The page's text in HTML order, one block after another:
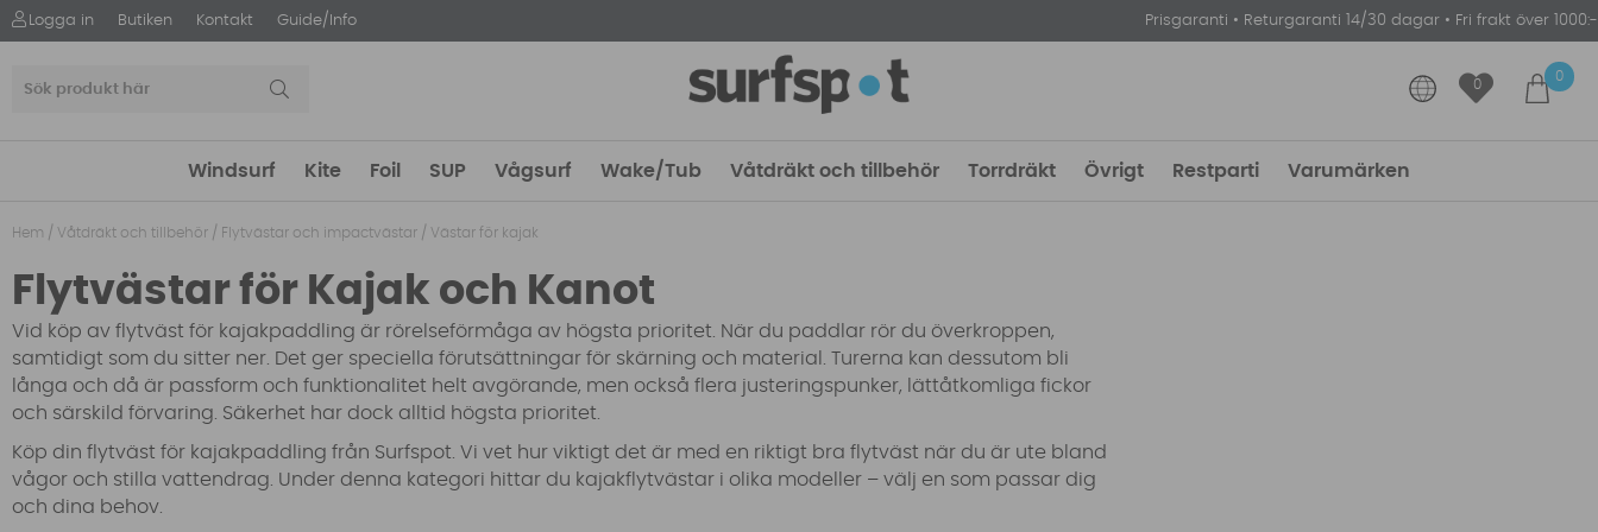
Logga in Butiken Kontakt Guide/Info Prisgaranti • Returgaranti 14/30 dagar • Fri frakt över 1000:-
0
0
Windsurf Kite Foil SUP Vågsurf Wake/Tub Våtdräkt och tillbehör Torrdräkt Övrigt Restparti Varumärken
Hem / Våtdräkt och tillbehör / Flytvästar och impactvästar / Västar för kajak
Flytvästar för Kajak och Kanot
Vid köp av flytväst för kajakpaddling är rörelseförmåga av högsta prioritet. När du paddlar rör du överkroppen,
samtidigt som du sitter ner. Det ger speciella förutsättningar för skärning och material. Turerna kan dessutom bli
långa och då är passform och funktionalitet helt avgörande, men också flera justeringspunker, lättåtkomliga fickor
och särskild förvaring. Säkerhet har dock alltid högsta prioritet.
Köp din flytväst för kajakpaddling från Surfspot. Vi vet hur viktigt det är med en riktigt bra flytväst när du är ute bland
vågor och stilla vattendrag. Under denna kategori hittar du kajakflytvästar i olika modeller – välj en som passar dig
och dina behov.